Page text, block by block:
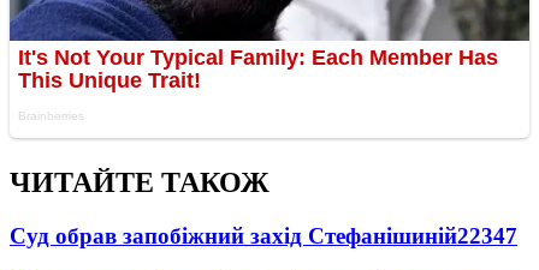
ЧИТАЙТЕ ТАКОЖ
Суд обрав запобіжний захід Стефанішиній22347